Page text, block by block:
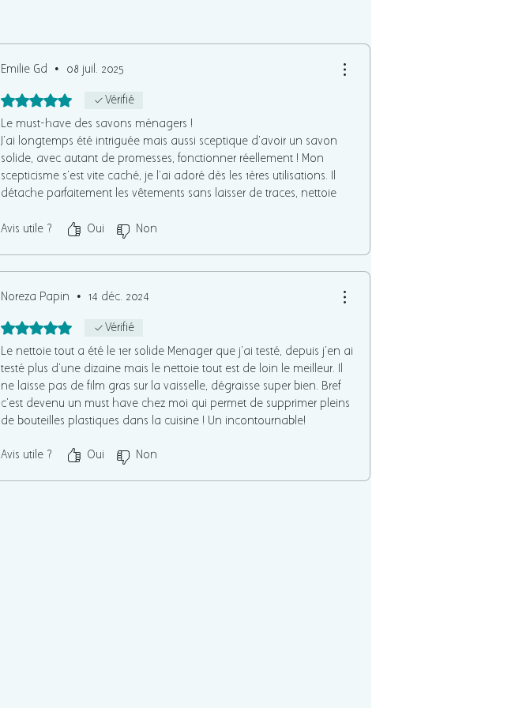
Emilie Gd • 08 juil. 2025
Noté 5 sur 5.
Vérifié
Le must-have des savons ménagers !
J'ai longtemps été intriguée mais aussi sceptique d'avoir un savon
solide, avec autant de promesses, fonctionner réellement ! Mon
scepticisme s'est vite caché, je l'ai adoré dès les 1ères utilisations. Il
détache parfaitement les vêtements sans laisser de traces, nettoie
gras etc. Bref, il est plus qu'adopté au grand dam de mes produits
Avis utile ? Oui Non
Noreza Papin • 14 déc. 2024
Noté 5 sur 5.
Vérifié
Le nettoie tout a été le 1er solide Menager que j’ai testé, depuis j’en ai
testé plus d’une dizaine mais le nettoie tout est de loin le meilleur. Il
ne laisse pas de film gras sur la vaisselle, dégraisse super bien. Bref
c’est devenu un must have chez moi qui permet de supprimer pleins
de bouteilles plastiques dans la cuisine ! Un incontournable!
Avis utile ? Oui Non